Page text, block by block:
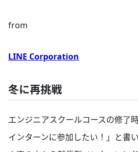
from
LINE Corporation
冬に再挑戦
エンジニアスクールコースの修了
インターンに参加したい！」と書